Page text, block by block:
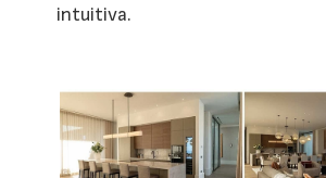
intuitiva.